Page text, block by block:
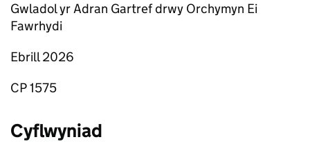
Gwladol yr Adran Gartref drwy Orchymyn Ei
Fawrhydi
Ebrill 2026
CP 1575
Cyflwyniad